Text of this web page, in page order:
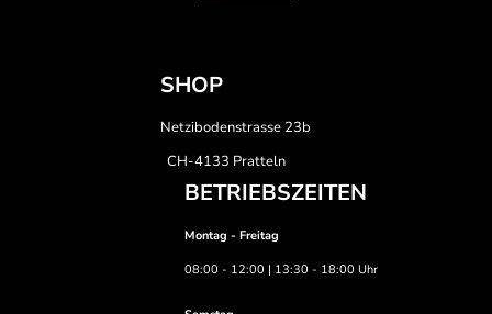
SHOP
Netzibodenstrasse 23b
CH-4133 Pratteln
BETRIEBSZEITEN
Montag - Freitag
08:00 - 12:00 | 13:30 - 18:00 Uhr